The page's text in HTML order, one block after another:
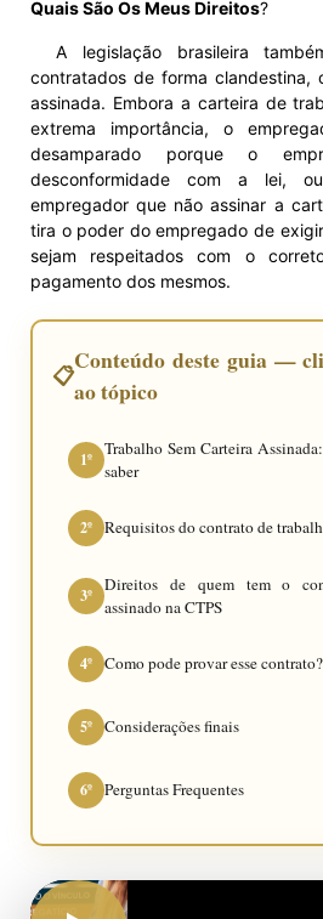
Quais São Os Meus Direitos?
A legislação brasileira
contratados de forma clandestina,
assinada. Embora a carteira de
extrema importância, o
desamparado porque o
desconformidade com a lei,
empregador que não assinar a
tira o poder do empregado de
sejam respeitados com o
pagamento dos mesmos.
📋Conteúdo deste guia —
ao tópico
1º
Trabalho Sem Carteira
saber
2º Requisitos do contrato de
3º
Direitos de quem tem o
assinado na CTPS
4º Como pode provar esse contrato?
5º Considerações finais
6º Perguntas Frequentes